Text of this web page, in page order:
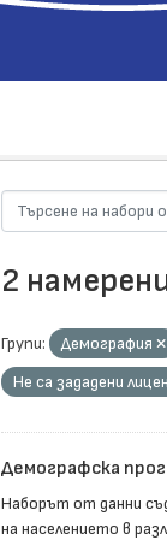
2
Групи: Демография
Не са зададени
Демографска
Наборът от данни
на населението в